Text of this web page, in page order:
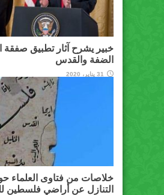
خبير يشرح آثار تطبيق صفقة
الضفة والقدس
31 يناير، 2020
خلاصات من فتاوى العلماء
التنازل عن أراضي فلسطين